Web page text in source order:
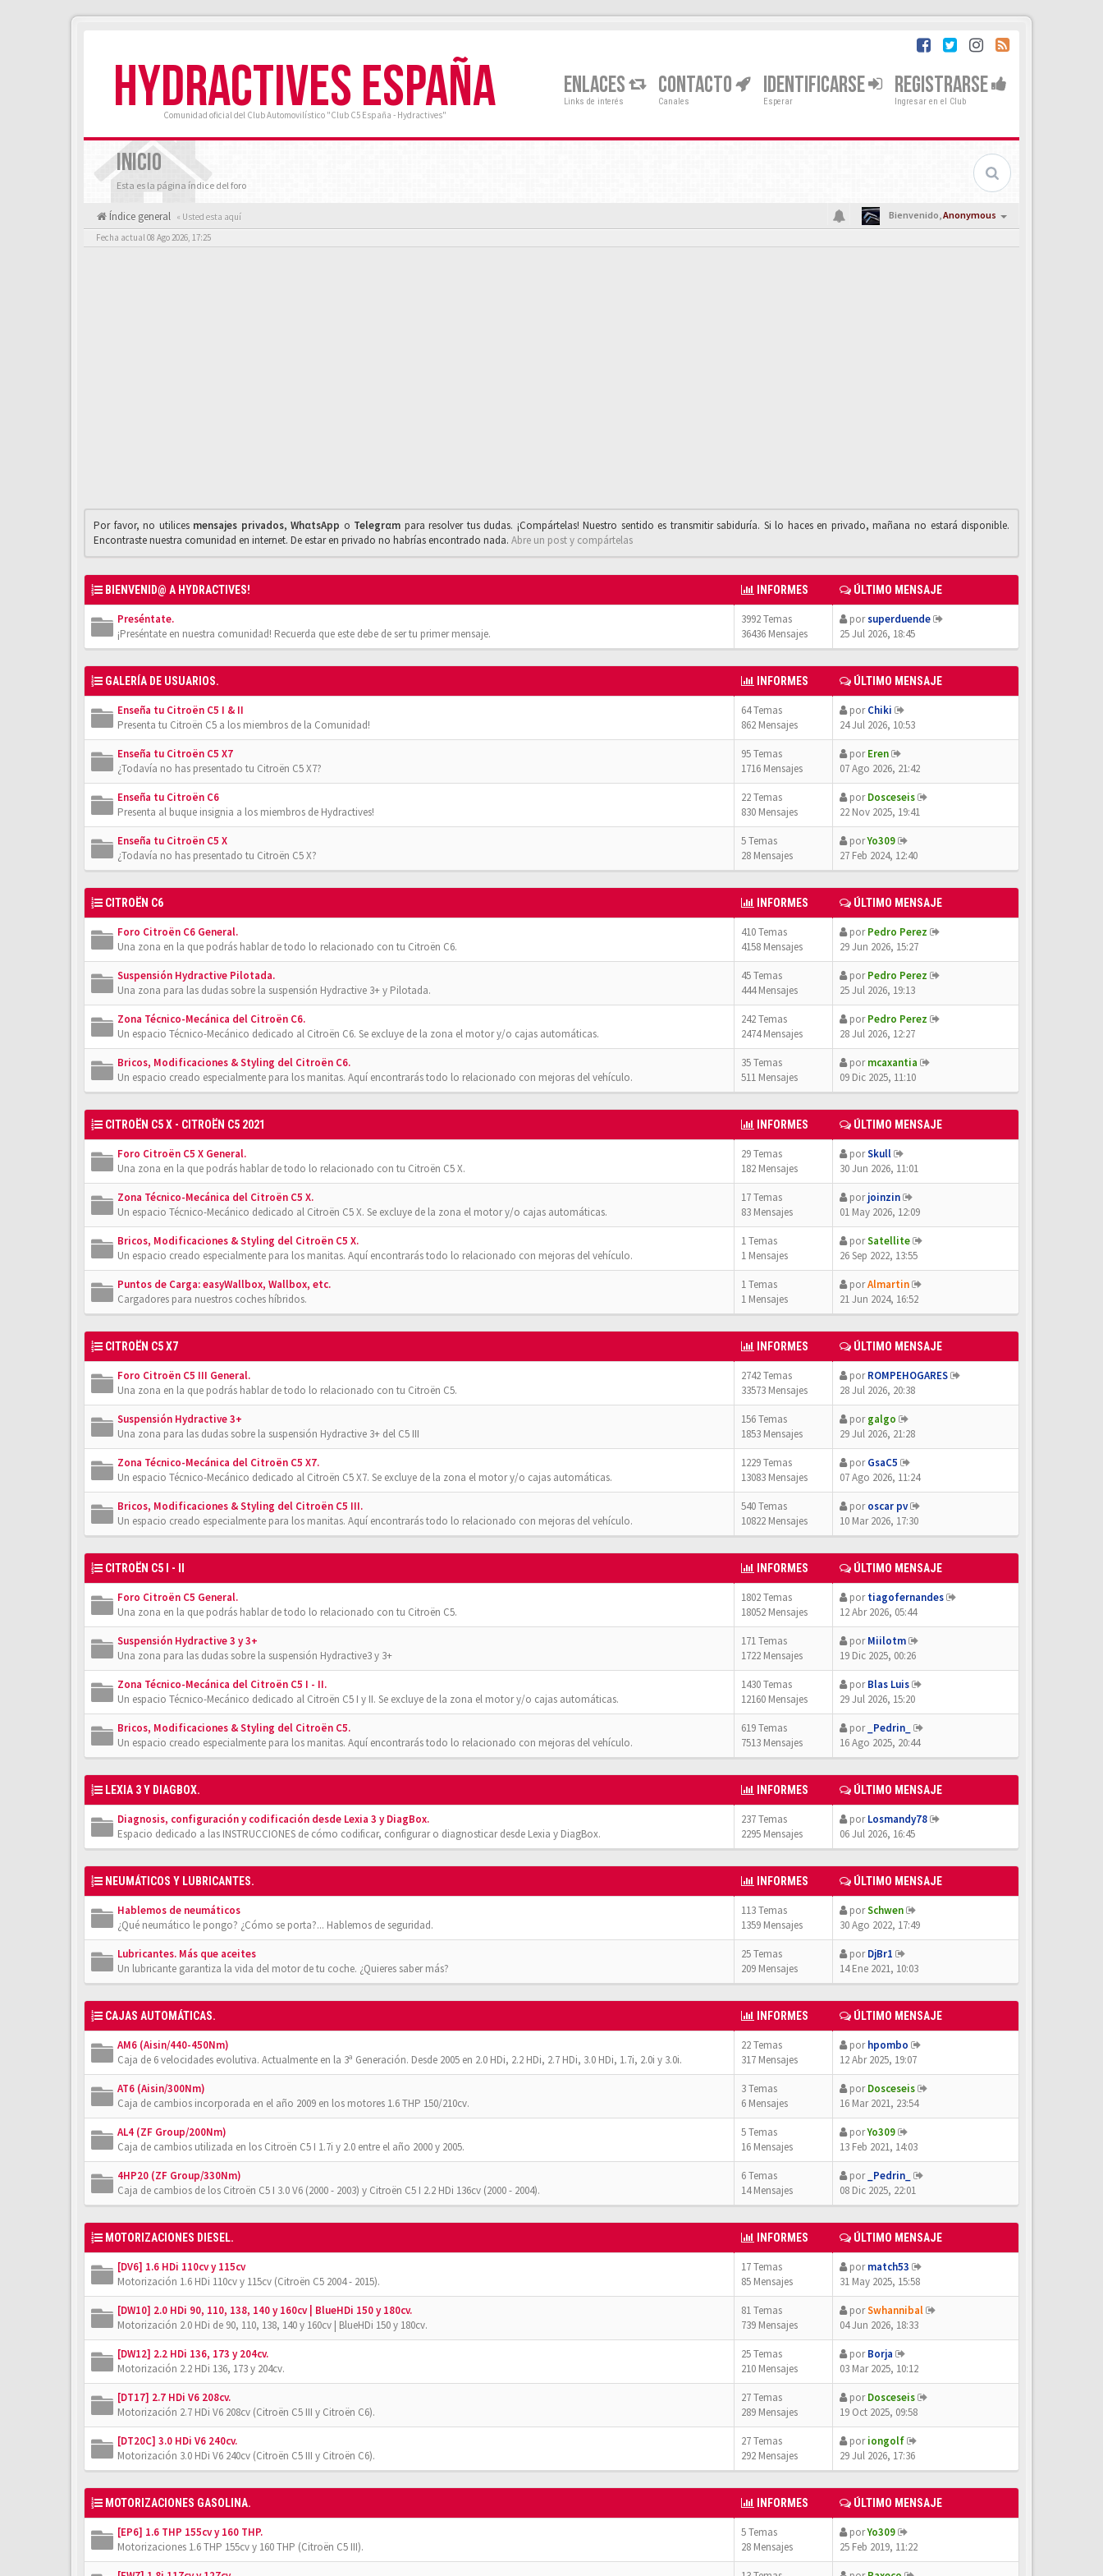
HYDRACTIVES ESPAÑA
Comunidad oficial del Club Automovilístico "Club C5 España - Hydractives"
ENLACES
Links de interés
CONTACTO
Canales
IDENTIFICARSE
Esperar
REGISTRARSE
Ingresar en el Club
INICIO
Esta es la página índice del foro
Índice general « Usted esta aquí Bienvenido,Anonymous
Fecha actual 08 Ago 2026, 17:25
Por favor, no utilices mensajes privados,WhαtsApp o Telegrαm para resolver tus dudas. ¡Compártelas! Nuestro sentido es transmitir sabiduría. Si lo haces en privado, mañana no estará disponible.
Encontraste nuestra comunidad en internet. De estar en privado no habrías encontrado nada. Abre un post y compártelas
BIENVENID@ A HYDRACTIVES! INFORMES ÚLTIMO MENSAJE
Preséntate.
¡Preséntate en nuestra comunidad! Recuerda que este debe de ser tu primer mensaje.
3992 Temas
36436 Mensajes
porsuperduende
25 Jul 2026, 18:45
GALERÍA DE USUARIOS. INFORMES ÚLTIMO MENSAJE
Enseña tu Citroën C5 I & II
Presenta tu Citroën C5 a los miembros de la Comunidad!
64 Temas
862 Mensajes
porChiki
24 Jul 2026, 10:53
Enseña tu Citroën C5 X7
¿Todavía no has presentado tu Citroën C5 X7?
95 Temas
1716 Mensajes
porEren
07 Ago 2026, 21:42
Enseña tu Citroën C6
Presenta al buque insignia a los miembros de Hydractives!
22 Temas
830 Mensajes
porDosceseis
22 Nov 2025, 19:41
Enseña tu Citroën C5 X
¿Todavía no has presentado tu Citroën C5 X?
5 Temas
28 Mensajes
porYo309
27 Feb 2024, 12:40
CITROËN C6 INFORMES ÚLTIMO MENSAJE
Foro Citroën C6 General.
Una zona en la que podrás hablar de todo lo relacionado con tu Citroën C6.
410 Temas
4158 Mensajes
porPedro Perez
29 Jun 2026, 15:27
Suspensión Hydractive Pilotada.
Una zona para las dudas sobre la suspensión Hydractive 3+ y Pilotada.
45 Temas
444 Mensajes
porPedro Perez
25 Jul 2026, 19:13
Zona Técnico-Mecánica del Citroën C6.
Un espacio Técnico-Mecánico dedicado al Citroën C6. Se excluye de la zona el motor y/o cajas automáticas.
242 Temas
2474 Mensajes
porPedro Perez
28 Jul 2026, 12:27
Bricos, Modificaciones & Styling del Citroën C6.
Un espacio creado especialmente para los manitas. Aquí encontrarás todo lo relacionado con mejoras del vehículo.
35 Temas
511 Mensajes
pormcaxantia
09 Dic 2025, 11:10
CITROËN C5 X - CITROËN C5 2021 INFORMES ÚLTIMO MENSAJE
Foro Citroën C5 X General.
Una zona en la que podrás hablar de todo lo relacionado con tu Citroën C5 X.
29 Temas
182 Mensajes
porSkull
30 Jun 2026, 11:01
Zona Técnico-Mecánica del Citroën C5 X.
Un espacio Técnico-Mecánico dedicado al Citroën C5 X. Se excluye de la zona el motor y/o cajas automáticas.
17 Temas
83 Mensajes
porjoinzin
01 May 2026, 12:09
Bricos, Modificaciones & Styling del Citroën C5 X.
Un espacio creado especialmente para los manitas. Aquí encontrarás todo lo relacionado con mejoras del vehículo.
1 Temas
1 Mensajes
porSatellite
26 Sep 2022, 13:55
Puntos de Carga: easyWallbox, Wallbox, etc.
Cargadores para nuestros coches híbridos.
1 Temas
1 Mensajes
porAlmartin
21 Jun 2024, 16:52
CITROËN C5 X7 INFORMES ÚLTIMO MENSAJE
Foro Citroën C5 III General.
Una zona en la que podrás hablar de todo lo relacionado con tu Citroën C5.
2742 Temas
33573 Mensajes
porROMPEHOGARES
28 Jul 2026, 20:38
Suspensión Hydractive 3+
Una zona para las dudas sobre la suspensión Hydractive 3+ del C5 III
156 Temas
1853 Mensajes
porgalgo
29 Jul 2026, 21:28
Zona Técnico-Mecánica del Citroën C5 X7.
Un espacio Técnico-Mecánico dedicado al Citroën C5 X7. Se excluye de la zona el motor y/o cajas automáticas.
1229 Temas
13083 Mensajes
porGsaC5
07 Ago 2026, 11:24
Bricos, Modificaciones & Styling del Citroën C5 III.
Un espacio creado especialmente para los manitas. Aquí encontrarás todo lo relacionado con mejoras del vehículo.
540 Temas
10822 Mensajes
poroscar pv
10 Mar 2026, 17:30
CITROËN C5 I - II INFORMES ÚLTIMO MENSAJE
Foro Citroën C5 General.
Una zona en la que podrás hablar de todo lo relacionado con tu Citroën C5.
1802 Temas
18052 Mensajes
portiagofernandes
12 Abr 2026, 05:44
Suspensión Hydractive 3 y 3+
Una zona para las dudas sobre la suspensión Hydractive3 y 3+
171 Temas
1722 Mensajes
porMiilotm
19 Dic 2025, 00:26
Zona Técnico-Mecánica del Citroën C5 I - II.
Un espacio Técnico-Mecánico dedicado al Citroën C5 I y II. Se excluye de la zona el motor y/o cajas automáticas.
1430 Temas
12160 Mensajes
porBlas Luis
29 Jul 2026, 15:20
Bricos, Modificaciones & Styling del Citroën C5.
Un espacio creado especialmente para los manitas. Aquí encontrarás todo lo relacionado con mejoras del vehículo.
619 Temas
7513 Mensajes
por _Pedrin_
16 Ago 2025, 20:44
LEXIA 3 Y DIAGBOX. INFORMES ÚLTIMO MENSAJE
Diagnosis, configuración y codificación desde Lexia 3 y DiagBox.
Espacio dedicado a las INSTRUCCIONES de cómo codificar, configurar o diagnosticar desde Lexia y DiagBox.
237 Temas
2295 Mensajes
porLosmandy78
06 Jul 2026, 16:45
NEUMÁTICOS Y LUBRICANTES. INFORMES ÚLTIMO MENSAJE
Hablemos de neumáticos
¿Qué neumático le pongo? ¿Cómo se porta?... Hablemos de seguridad.
113 Temas
1359 Mensajes
porSchwen
30 Ago 2022, 17:49
Lubricantes. Más que aceites
Un lubricante garantiza la vida del motor de tu coche. ¿Quieres saber más?
25 Temas
209 Mensajes
porDjBr1
14 Ene 2021, 10:03
CAJAS AUTOMÁTICAS. INFORMES ÚLTIMO MENSAJE
AM6 (Aisin/440-450Nm)
Caja de 6 velocidades evolutiva. Actualmente en la 3ª Generación. Desde 2005 en 2.0 HDi, 2.2 HDi, 2.7 HDi, 3.0 HDi, 1.7i, 2.0i y 3.0i.
22 Temas
317 Mensajes
porhpombo
12 Abr 2025, 19:07
AT6 (Aisin/300Nm)
Caja de cambios incorporada en el año 2009 en los motores 1.6 THP 150/210cv.
3 Temas
6 Mensajes
porDosceseis
16 Mar 2021, 23:54
AL4 (ZF Group/200Nm)
Caja de cambios utilizada en los Citroën C5 I 1.7i y 2.0 entre el año 2000 y 2005.
5 Temas
16 Mensajes
porYo309
13 Feb 2021, 14:03
4HP20 (ZF Group/330Nm)
Caja de cambios de los Citroën C5 I 3.0 V6 (2000 - 2003) y Citroën C5 I 2.2 HDi 136cv (2000 - 2004).
6 Temas
14 Mensajes
por _Pedrin_
08 Dic 2025, 22:01
MOTORIZACIONES DIESEL. INFORMES ÚLTIMO MENSAJE
[DV6] 1.6 HDi 110cv y 115cv
Motorización 1.6 HDi 110cv y 115cv (Citroën C5 2004 - 2015).
17 Temas
85 Mensajes
pormatch53
31 May 2025, 15:58
[DW10] 2.0 HDi 90, 110, 138, 140 y 160cv | BlueHDi 150 y 180cv.
Motorización 2.0 HDi de 90, 110, 138, 140 y 160cv | BlueHDi 150 y 180cv.
81 Temas
739 Mensajes
porSwhannibal
04 Jun 2026, 18:33
[DW12] 2.2 HDi 136, 173 y 204cv.
Motorización 2.2 HDi 136, 173 y 204cv.
25 Temas
210 Mensajes
porBorja
03 Mar 2025, 10:12
[DT17] 2.7 HDi V6 208cv.
Motorización 2.7 HDi V6 208cv (Citroën C5 III y Citroën C6).
27 Temas
289 Mensajes
porDosceseis
19 Oct 2025, 09:58
[DT20C] 3.0 HDi V6 240cv.
Motorización 3.0 HDi V6 240cv (Citroën C5 III y Citroën C6).
27 Temas
292 Mensajes
poriongolf
29 Jul 2026, 17:36
MOTORIZACIONES GASOLINA. INFORMES ÚLTIMO MENSAJE
[EP6] 1.6 THP 155cv y 160 THP.
Motorizaciones 1.6 THP 155cv y 160 THP (Citroën C5 III).
5 Temas
28 Mensajes
porYo309
25 Feb 2019, 11:22